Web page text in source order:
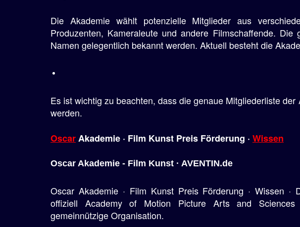
Die Akademie wählt potenzielle Mitglieder aus
Produzenten, Kameraleute und andere Filmschaffende.
Namen gelegentlich bekannt werden. Aktuell besteht die
Es ist wichtig zu beachten, dass die genaue Mitgliederliste
werden.
OscarAkademie · Film Kunst Preis Förderung · Wissen
Oscar Akademie - Film Kunst · AVENTIN.de
Oscar Akademie · Film Kunst Preis Förderung · Wissen ·
offiziell Academy of Motion Picture Arts and
gemeinnützige Organisation.